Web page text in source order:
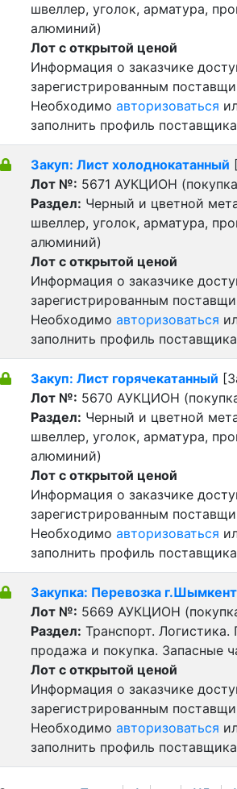
швеллер, уголок, арматура,
алюминий)
Лот с открытой ценой
Информация о заказчике
зарегистрированным
Необходимо авторизоваться
заполнить профиль
Закуп: Лист холоднокатанный
Лот №: 5671 АУКЦИОН
Раздел: Черный и цветной
швеллер, уголок, арматура,
алюминий)
Лот с открытой ценой
Информация о заказчике
зарегистрированным
Необходимо авторизоваться
заполнить профиль
Закуп: Лист горячекатанный
Лот №: 5670 АУКЦИОН
Раздел: Черный и цветной
швеллер, уголок, арматура,
алюминий)
Лот с открытой ценой
Информация о заказчике
зарегистрированным
Необходимо авторизоваться
заполнить профиль
Закупка: Перевозка
Лот №: 5669 АУКЦИОН
Раздел: Транспорт.
продажа и покупка. Запасные
Лот с открытой ценой
Информация о заказчике
зарегистрированным
Необходимо авторизоваться
заполнить профиль